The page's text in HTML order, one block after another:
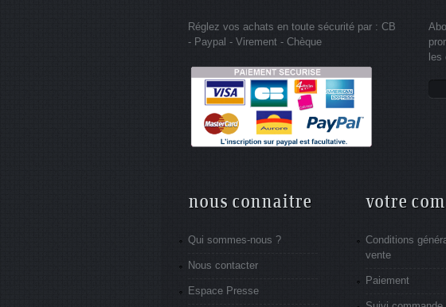
Réglez vos achats en toute sécurité par : CB
- Paypal - Virement - Chèque
les
nous connaitre
Qui sommes-nous ?
Nous contacter
Espace Presse
votre
Conditions
vente
Paiement